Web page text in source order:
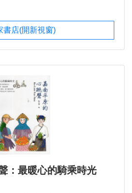
書店(開新視窗)
：最暖心的騎乘時光